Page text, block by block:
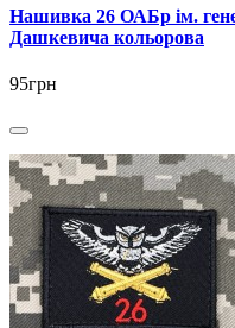
Нашивка 26 ОАБр ім.
Дашкевича кольорова
95грн